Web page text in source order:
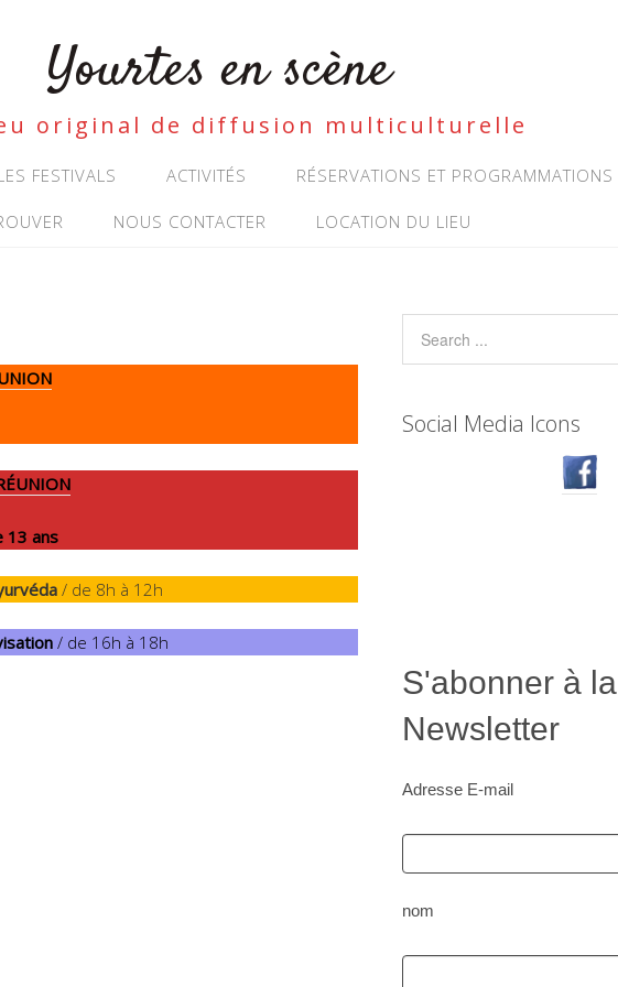
Yourtes en scène
original de diffusion multiculturelle
FESTIVALS ACTIVITÉS RÉSERVATIONS ET PROGRAMMATIONS
NOUS CONTACTER LOCATION DU LIEU
13 ans
/ de 8h à 12h
/ de 16h à 18h
Social Media Icons
S'abonner à la
Newsletter
Adresse E-mail
nom